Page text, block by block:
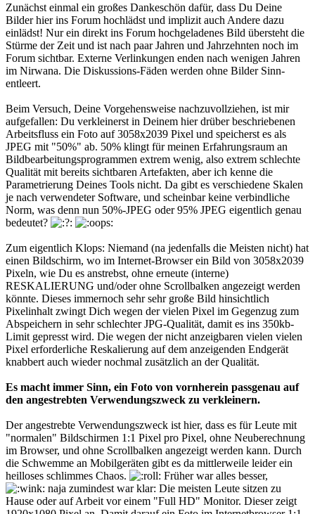
Zunächst einmal ein großes Dankeschön dafür, dass Du Deine
Bilder hier ins Forum hochlädst und implizit auch Andere dazu
einlädst! Nur ein direkt ins Forum hochgeladenes Bild übersteht die
Stürme der Zeit und ist nach paar Jahren und Jahrzehnten noch im
Forum sichtbar. Externe Verlinkungen enden nach wenigen Jahren
im Nirwana. Die Diskussions-Fäden werden ohne Bilder Sinn-
entleert.
Beim Versuch, Deine Vorgehensweise nachzuvollziehen, ist mir
aufgefallen: Du verkleinerst in Deinem hier drüber beschriebenen
Arbeitsfluss ein Foto auf 3058x2039 Pixel und speicherst es als
JPEG mit "50%" ab. 50% klingt für meinen Erfahrungsraum an
Bildbearbeitungsprogrammen extrem wenig, also extrem schlechte
Qualität mit bereits sichtbaren Artefakten, aber ich kenne die
Parametrierung Deines Tools nicht. Da gibt es verschiedene Skalen
je nach verwendeter Software, und scheinbar keine verbindliche
Norm, was denn nun 50%-JPEG oder 95% JPEG eigentlich genau
bedeutet?
Zum eigentlich Klops: Niemand (na jedenfalls die Meisten nicht) hat
einen Bildschirm, wo im Internet-Browser ein Bild von 3058x2039
Pixeln, wie Du es anstrebst, ohne erneute (interne)
RESKALIERUNG und/oder ohne Scrollbalken angezeigt werden
könnte. Dieses immernoch sehr sehr große Bild hinsichtlich
Pixelinhalt zwingt Dich wegen der vielen Pixel im Gegenzug zum
Abspeichern in sehr schlechter JPG-Qualität, damit es ins 350kb-
Limit gepresst wird. Die wegen der nicht anzeigbaren vielen vielen
Pixel erforderliche Reskalierung auf dem anzeigenden Endgerät
knabbert auch wieder nochmal zusätzlich an der Qualität.
Es macht immer Sinn, ein Foto von vornherein passgenau auf
den angestrebten Verwendungszweck zu verkleinern.
Der angestrebte Verwendungszweck ist hier, dass es für Leute mit
"normalen" Bildschirmen 1:1 Pixel pro Pixel, ohne Neuberechnung
im Browser, und ohne Scrollbalken angezeigt werden kann. Durch
die Schwemme an Mobilgeräten gibt es da mittlerweile leider ein
heilloses schlimmes Chaos.
Früher war alles besser,
naja zumindest war klar: Die meisten Leute sitzen zu
Hause oder auf Arbeit vor einem "Full HD" Monitor. Dieser zeigt